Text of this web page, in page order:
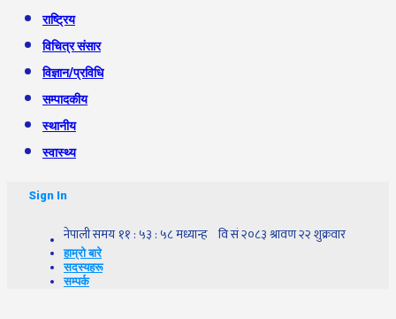
राष्ट्रिय
विचित्र संसार
विज्ञान/प्रविधि
सम्पादकीय
स्थानीय
स्वास्थ्य
Sign In
हाम्रो बारे
सदस्यहरू
सम्पर्क